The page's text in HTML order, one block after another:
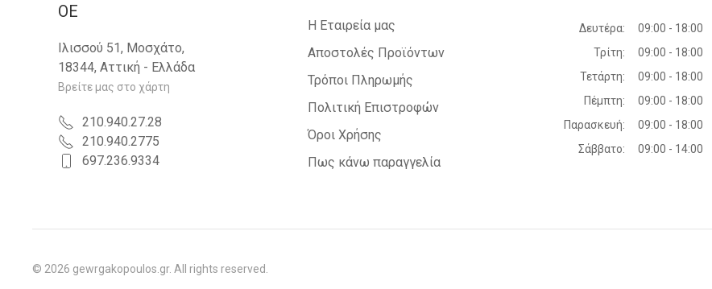
OE
Ιλισσού 51, Μοσχάτο,
18344, Αττική - Ελλάδα
Βρείτε μας στο χάρτη
210.940.27.28
210.940.2775
697.236.9334
Η Εταιρεία μας
Αποστολές Προϊόντων
Τρόποι Πληρωμής
Πολιτική Επιστροφών
Όροι Χρήσης
Πως κάνω παραγγελία
Δευτέρα:
09:00 - 18:00
Τρίτη:
09:00 - 18:00
Τετάρτη:
09:00 - 18:00
Πέμπτη:
09:00 - 18:00
Παρασκευή:
09:00 - 18:00
Σάββατο:
09:00 - 14:00
© 2026 gewrgakopoulos.gr. All rights reserved.